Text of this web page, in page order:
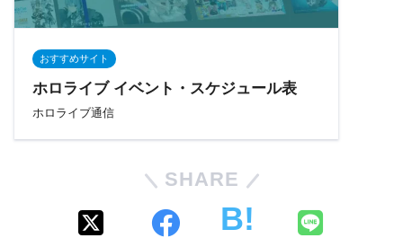
おすすめサイト
ホロライブ イベント・スケジュール表
ホロライブ通信
SHARE